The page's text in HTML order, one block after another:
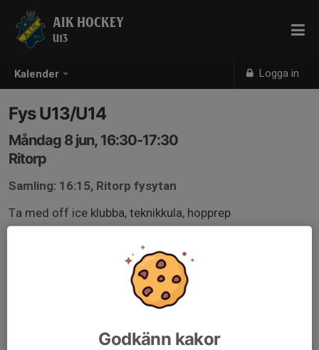
Kalender Logga in
AIK HOCKEY
U13
Fys U13/U14
Måndag 8 jun, 16:30-17:30
Ritorp
Samling: 16:15, Ritorp fysytan
Ta med off ice klubba, teknikkula, hopprep
Godkänn kakor